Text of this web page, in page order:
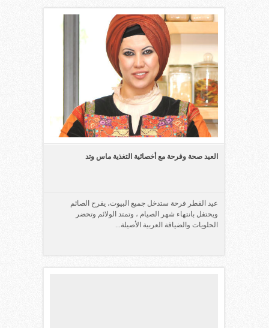
العيد صحة وفرحة مع أخصائية التغذية ماس وتد
عيد الفطر فرحة ستدخل جميع البيوت، يفرح الصائم
ويحتفل بانتهاء شهر الصيام ، وتمتد الولائم وتحضر
الحلويات والضيافة العربية الأصيلة...